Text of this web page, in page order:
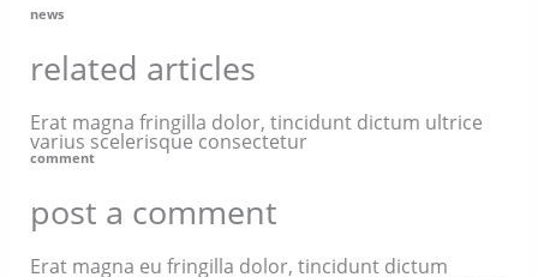
news
related articles
Erat magna fringilla dolor, tincidunt dictum ultrice
varius scelerisque consectetur
comment
post a comment
Erat magna eu fringilla dolor, tincidunt dictum